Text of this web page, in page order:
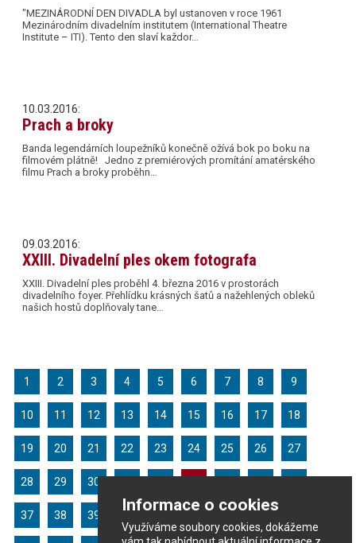
Informace o cookies
Využíváme soubory cookies, dokážeme
"MEZINÁRODNÍ DEN DIVADLA byl ustanoven v roce 1961
Mezinárodním divadelním institutem (International Theatre
Institute – ITI). Tento den slaví každor…
10.03.2016:
Prach a broky
Banda legendárních loupežníků konečně ožívá bok po boku na
filmovém plátně! Jedno z premiérových promítání amatérského
filmu Prach a broky proběhn…
09.03.2016:
XXIII. Divadelní ples okem fotografa
XXIII. Divadelní ples proběhl 4. března 2016 v prostorách
divadelního foyer. Přehlídku krásných šatů a nažehlených obleků
našich hostů doplňovaly tane…
1 2 3 4 5 6 7 8 9
10 11 12 13 14 15 16 17 18
19 20 21 22 23 24 25 26 27
28 29 30
37 38 39